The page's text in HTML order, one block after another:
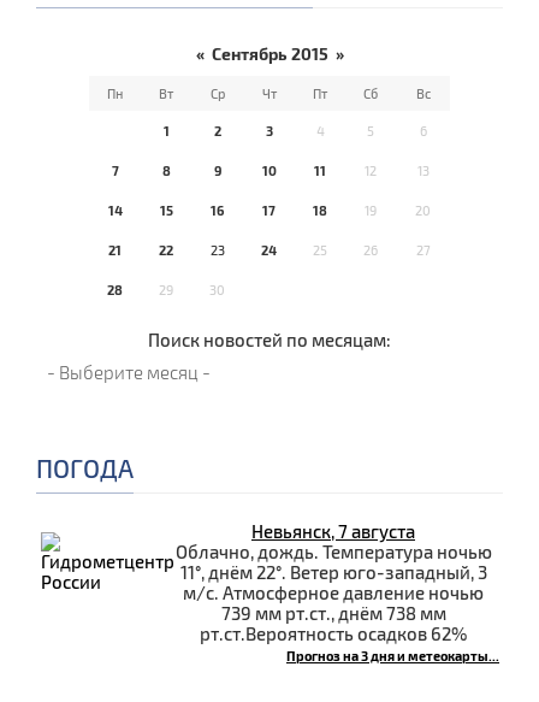
« Сентябрь 2015 »
Пн Вт Ср Чт Пт Сб Вс
1 2 3 4 5 6
7 8 9 10 11 12 13
14 15 16 17 18 19 20
21 22 23 24 25 26 27
28 29 30
Поиск новостей по месяцам:
ПОГОДА
Невьянск, 7 августа
Облачно, дождь. Температура ночью
11°, днём 22°. Ветер юго-западный, 3
м/с. Атмосферное давление ночью
739 мм рт.ст., днём 738 мм
рт.ст.Вероятность осадков 62%
Прогноз на 3 дня и метеокарты...